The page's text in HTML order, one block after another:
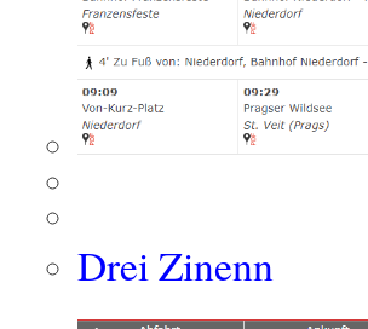
Drei Zinenn